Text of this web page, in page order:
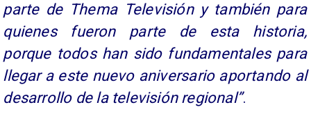
parte de Thema Televisión y también para
quienes fueron parte de esta historia,
porque todos han sido fundamentales para
llegar a este nuevo aniversario aportando al
desarrollo de la televisión regional”.